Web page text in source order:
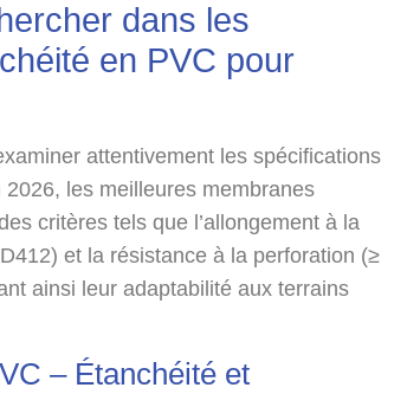
dans les
en PVC pour
attentivement les spécifications
les meilleures membranes
critères tels que l’allongement à la
et la résistance à la perforation (≥
ainsi leur adaptabilité aux terrains
– Étanchéité et